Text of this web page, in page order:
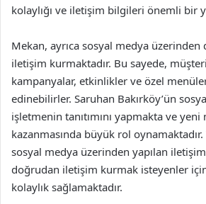
kolaylığı ve iletişim bilgileri önemli bir
Mekan, ayrıca sosyal medya
iletişim kurmaktadır. Bu sayede,
kampanyalar, etkinlikler ve özel
edinebilirler. Saruhan Bakırköy’ün
işletmenin tanıtımını yapmakta ve
kazanmasında büyük rol
sosyal medya üzerinden yapılan
doğrudan iletişim kurmak isteyenler
kolaylık sağlamaktadır.